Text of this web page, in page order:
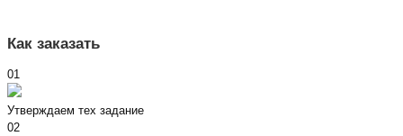
Как заказать
01
Утверждаем тех задание
02